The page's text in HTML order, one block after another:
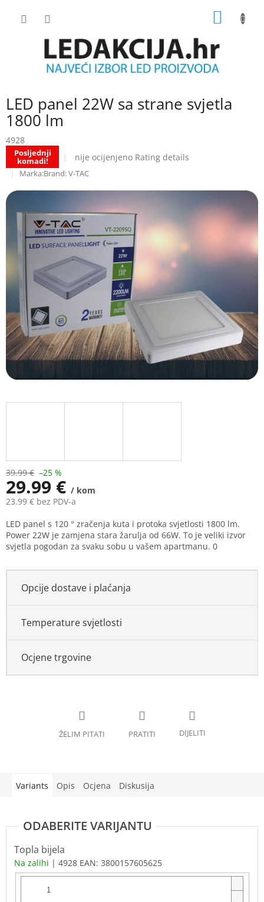
LED panel 22W sa strane svjetla
1800 lm
4928
Posljednji
komadi!
The
product
rating
0.0
out
of
5
stars.
nije ocijenjeno Rating details
Brand:V-TAC
39.99 € –25 %
29.99 € / kom
23.99 € bez PDV-a
price:
LED panel s 120 ° zračenja kuta i protoka svjetlosti 1800 lm.
Power 22W je zamjena stara žarulja od 66W. To je veliki izvor
svjetla pogodan za svaku sobu u vašem apartmanu. 0
Opcije dostave i plaćanja
Temperature svjetlosti
Ocjene trgovine
Variants Opis Ocjena Diskusija
Topla bijela
Na zalihi | 4928 EAN: 3800157605625